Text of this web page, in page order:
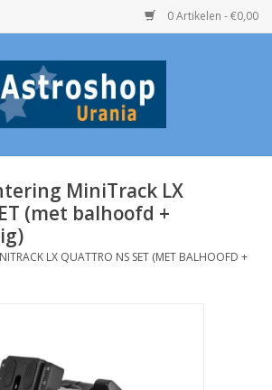
0 Artikelen - €0,00
MiniTrack LX
(met balhoofd +
LX QUATTRO NS SET (MET BALHOOFD +